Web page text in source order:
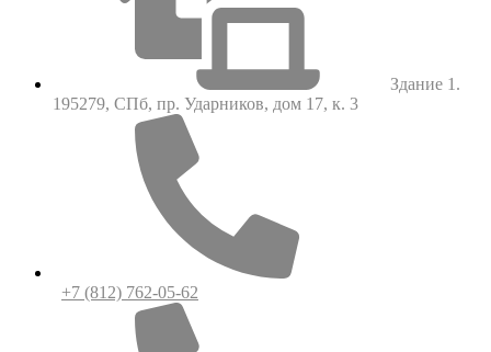
Здание 1.
195279, СПб, пр. Ударников, дом 17, к. 3
+7 (812) 762-05-62